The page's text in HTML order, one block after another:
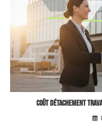
Coût détachement